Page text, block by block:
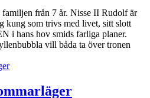
från 7 år. Nisse II Rudolf är
kung som trivs med livet, sitt slott
i hans hov smids farliga planer.
vill båda ta över tronen